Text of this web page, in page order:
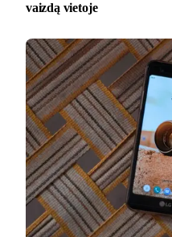
vaizdą vietoje